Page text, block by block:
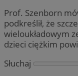
Prof. Szenborn
podkreślił, że
wieloukładowym
dzieci ciężkim
Słuchaj